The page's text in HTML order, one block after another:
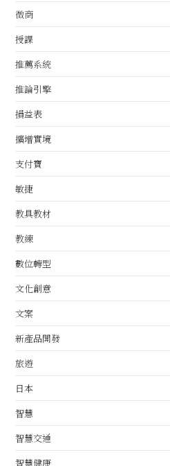
微商
授課
推薦系統
推論引擎
損益表
擴增實境
支付寶
敏捷
教具教材
教練
數位轉型
文化創意
文案
新產品開發
旅遊
日本
智慧
智慧交通
智慧健康